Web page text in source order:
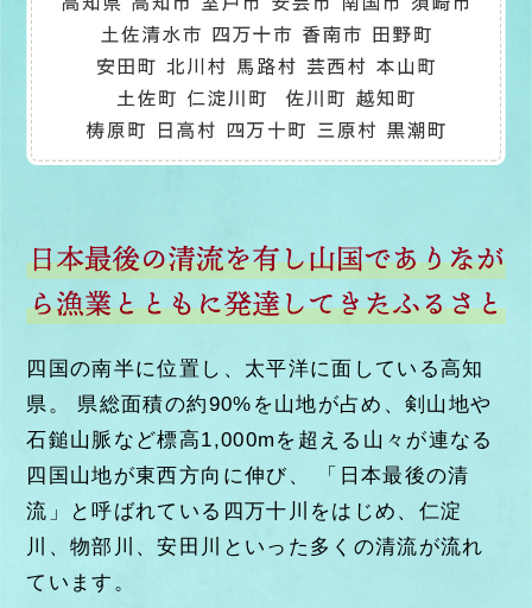
四国の南半に位置し、太平洋に面している高知
県。
県総面積の約90%を山地が占め、剣山地や
石鎚山脈など標高1,000mを超える山々が連なる
四国山地が東西方向に伸び、
「日本最後の清
流」と呼ばれている四万十川をはじめ、仁淀
川、物部川、安田川といった多くの清流が流れ
ています。